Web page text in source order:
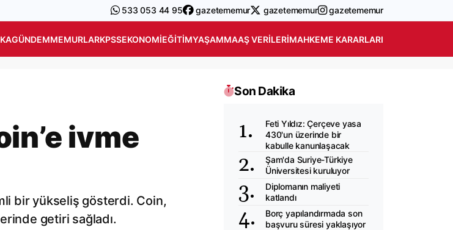
533 053 44 95 gazetememur gazetememur gazetememur
GÜNDEMMEMURLARKPSSEKONOMIEĞITIMYAŞAMMAAŞ VERILERIMAHKEME KARARLARI
ivme
bir yükseliş gösterdi. Coin,
getiri sağladı.
Son Dakika
Feti Yıldız: Çerçeve yasa
430'un üzerinde bir
kabulle kanunlaşacak
Şam'da Suriye-Türkiye
Üniversitesi kuruluyor
Diplomanın maliyeti
katlandı
Borç yapılandırmada son
başvuru süresi yaklaşıyor